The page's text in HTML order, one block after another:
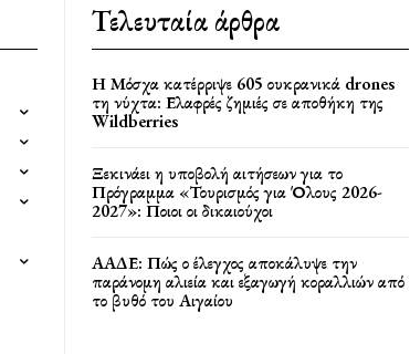
Τελευταία άρθρα
Η Μόσχα κατέρριψε 605 ουκρανικά drones
τη νύχτα: Ελαφρές ζημιές σε αποθήκη της
Wildberries
Ξεκινάει η υποβολή αιτήσεων για το
Πρόγραμμα «Τουρισμός για Όλους 2026-
2027»: Ποιοι οι δικαιούχοι
ΑΑΔΕ: Πώς ο έλεγχος αποκάλυψε την
παράνομη αλιεία και εξαγωγή κοραλλιών από
το βυθό του Αιγαίου